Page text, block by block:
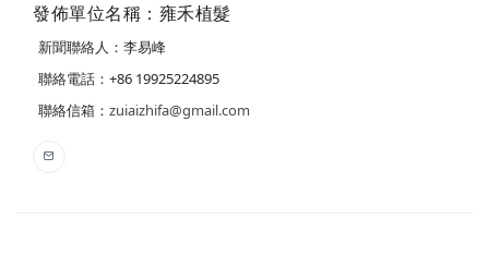
發佈單位名稱：雍禾植髮
新聞聯絡人：李易峰
聯絡電話：+86 19925224895
聯絡信箱： zuiaizhifa@gmail.com